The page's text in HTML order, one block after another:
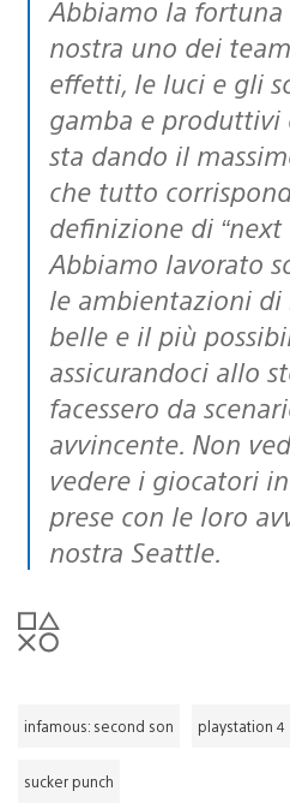
Abbiamo la fortuna di avere dalla
nostra uno dei
effetti, le luci e gli
gamba e produttivi
sta dando il
che tutto
definizione di “next
Abbiamo lavorato
le ambientazioni di
belle e il più
assicurandoci allo
facessero da
avvincente. Non
vedere i giocatori
prese con le loro
nostra Seattle.
infamous: second son playstation 4
sucker punch